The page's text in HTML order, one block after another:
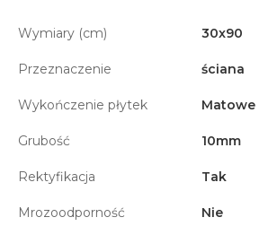
Wymiary (cm) 30x90
Przeznaczenie ściana
Wykończenie płytek Matowe
Grubość 10mm
Rektyfikacja Tak
Mrozoodporność Nie